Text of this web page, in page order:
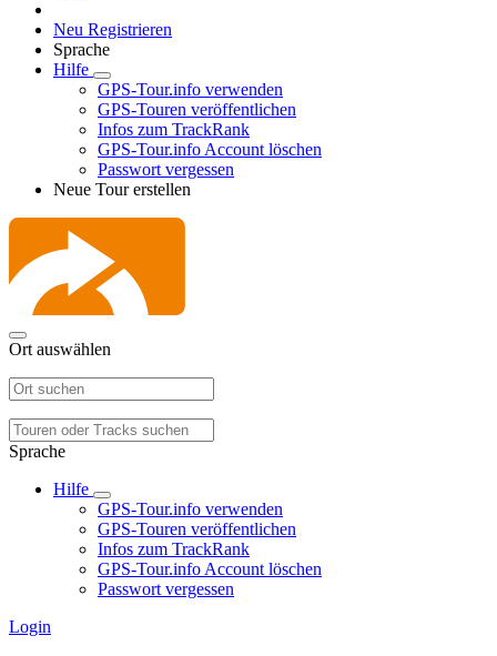
Neu Registrieren
Sprache
Hilfe
GPS-Tour.info verwenden
GPS-Touren veröffentlichen
Infos zum TrackRank
GPS-Tour.info Account löschen
Passwort vergessen
Neue Tour erstellen
Ort auswählen
Sprache
Hilfe
GPS-Tour.info verwenden
GPS-Touren veröffentlichen
Infos zum TrackRank
GPS-Tour.info Account löschen
Passwort vergessen
Login